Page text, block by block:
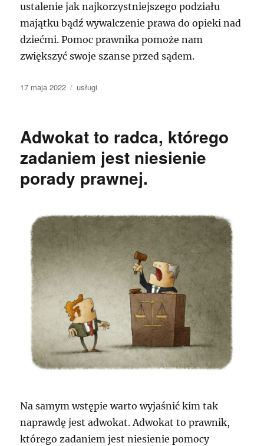
ustalenie jak najkorzystniejszego podziału
majątku bądź wywalczenie prawa do opieki nad
dziećmi. Pomoc prawnika pomoże nam
zwiększyć swoje szanse przed sądem.
Data
17 maja 2022 Kategorie
usługi
Adwokat to radca, którego
zadaniem jest niesienie
porady prawnej.
Na samym wstępie warto wyjaśnić kim tak
naprawdę jest adwokat. Adwokat to prawnik,
którego zadaniem jest niesienie pomocy